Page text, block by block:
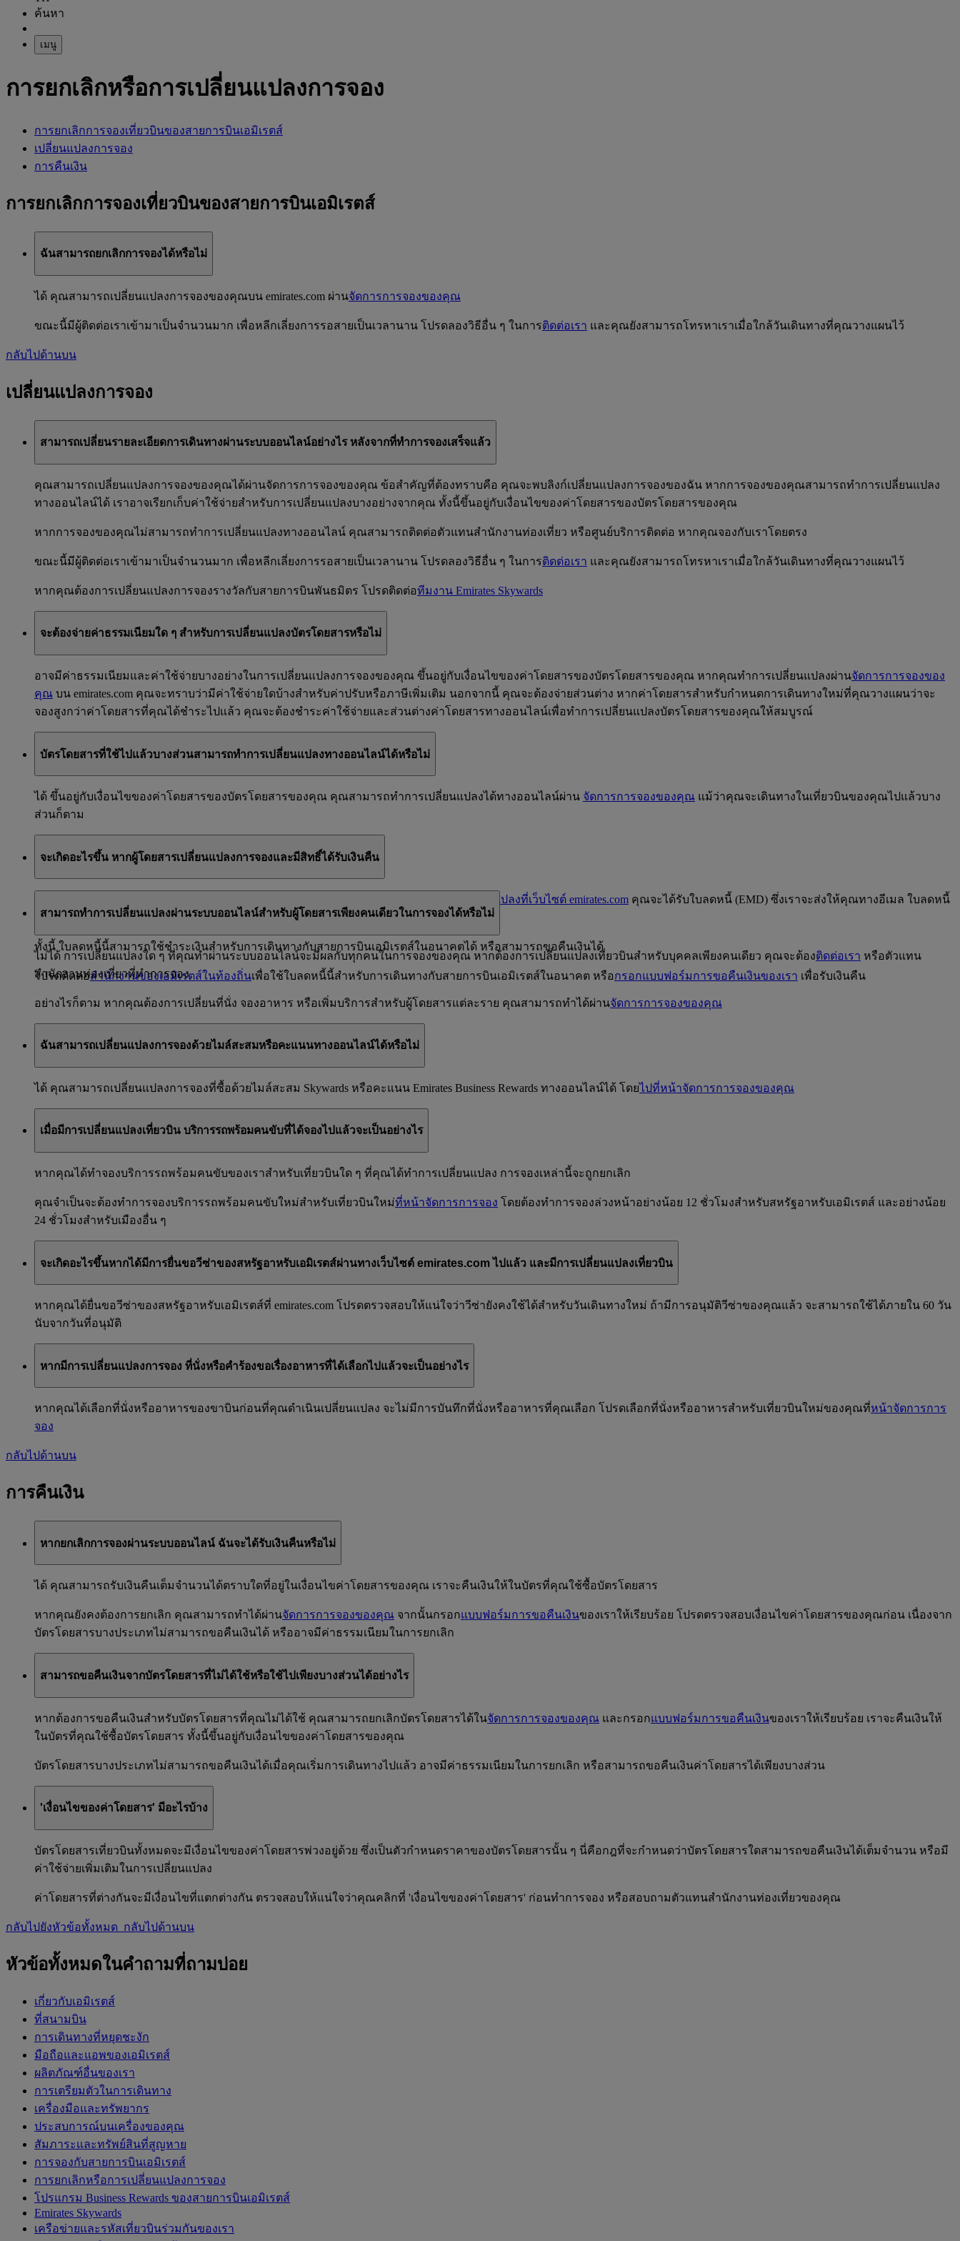
ค้นหา
เมนู
การยกเลิกหรือการเปลี่ยนแปลงการจอง
การยกเลิกการจองเที่ยวบินของสายการบินเอมิเรตส์
เปลี่ยนแปลงการจอง
การคืนเงิน
การยกเลิกการจองเที่ยวบินของสายการบินเอมิเรตส์
ฉันสามารถยกเลิกการจองได้หรือไม่
ได้ คุณสามารถเปลี่ยนแปลงการจองของคุณบน emirates.com ผ่านจัดการการจองของคุณ
ขณะนี้มีผู้ติดต่อเราเข้ามาเป็นจำนวนมาก เพื่อหลีกเลี่ยงการรอสายเป็นเวลานาน โปรดลองวิธีอื่น ๆ ในการติดต่อเรา และคุณยังสามารถโทรหาเราเมื่อใกล้วันเดินทางที่คุณวางแผนไว้
กลับไปด้านบน
เปลี่ยนแปลงการจอง
สามารถเปลี่ยนรายละเอียดการเดินทางผ่านระบบออนไลน์อย่างไร หลังจากที่ทำการจองเสร็จแล้ว
คุณสามารถเปลี่ยนแปลงการจองของคุณได้ผ่านจัดการการจองของคุณ ข้อสำคัญที่ต้องทราบคือ คุณจะพบลิงก์เปลี่ยนแปลงการจองของฉัน หากการจองของคุณสามารถทำการเปลี่ยนแปลง
ทางออนไลน์ได้ เราอาจเรียกเก็บค่าใช้จ่ายสำหรับการเปลี่ยนแปลงบางอย่างจากคุณ ทั้งนี้ขึ้นอยู่กับเงื่อนไขของค่าโดยสารของบัตรโดยสารของคุณ
หากการจองของคุณไม่สามารถทำการเปลี่ยนแปลงทางออนไลน์ คุณสามารถติดต่อตัวแทนสำนักงานท่องเที่ยว หรือศูนย์บริการติดต่อ หากคุณจองกับเราโดยตรง
ขณะนี้มีผู้ติดต่อเราเข้ามาเป็นจำนวนมาก เพื่อหลีกเลี่ยงการรอสายเป็นเวลานาน โปรดลองวิธีอื่น ๆ ในการติดต่อเรา และคุณยังสามารถโทรหาเราเมื่อใกล้วันเดินทางที่คุณวางแผนไว้
หากคุณต้องการเปลี่ยนแปลงการจองรางวัลกับสายการบินพันธมิตร โปรดติดต่อทีมงาน Emirates Skywards
จะต้องจ่ายค่าธรรมเนียมใด ๆ สำหรับการเปลี่ยนแปลงบัตรโดยสารหรือไม่
อาจมีค่าธรรมเนียมและค่าใช้จ่ายบางอย่างในการเปลี่ยนแปลงการจองของคุณ ขึ้นอยู่กับเงื่อนไขของค่าโดยสารของบัตรโดยสารของคุณ หากคุณทำการเปลี่ยนแปลงผ่านจัดการการจองของ
คุณ บน emirates.com คุณจะทราบว่ามีค่าใช้จ่ายใดบ้างสำหรับค่าปรับหรือภาษีเพิ่มเติม นอกจากนี้ คุณจะต้องจ่ายส่วนต่าง หากค่าโดยสารสำหรับกำหนดการเดินทางใหม่ที่คุณวางแผนว่าจะ
จองสูงกว่าค่าโดยสารที่คุณได้ชำระไปแล้ว คุณจะต้องชำระค่าใช้จ่ายและส่วนต่างค่าโดยสารทางออนไลน์เพื่อทำการเปลี่ยนแปลงบัตรโดยสารของคุณให้สมบูรณ์
บัตรโดยสารที่ใช้ไปแล้วบางส่วนสามารถทำการเปลี่ยนแปลงทางออนไลน์ได้หรือไม่
ได้ ขึ้นอยู่กับเงื่อนไขของค่าโดยสารของบัตรโดยสารของคุณ คุณสามารถทำการเปลี่ยนแปลงได้ทางออนไลน์ผ่าน จัดการการจองของคุณ แม้ว่าคุณจะเดินทางในเที่ยวบินของคุณไปแล้วบาง
ส่วนก็ตาม
จะเกิดอะไรขึ้น หากผู้โดยสารเปลี่ยนแปลงการจองและมีสิทธิ์ได้รับเงินคืน
ดำเนินการเปลี่ยนแปลงที่เว็บไซต์ emirates.com คุณจะได้รับใบลดหนี้ (EMD) ซึ่งเราจะส่งให้คุณทางอีเมล ใบลดหนี้
ดังกล่าวมีอายุใช้งานหนึ่งปีนับจากวันที่ออก (ซึ่งก็คือตั้งแต่วันที่คุณเปลี่ยนแปลงการจอง)
ทั้งนี้ ใบลดหนี้นี้สามารถใช้ชำระเงินสำหรับการเดินทางกับสายการบินเอมิเรตส์ในอนาคตได้ หรือสามารถขอคืนเงินได้
โปรดติดต่อสำนักงานของเอมิเรตส์ในท้องถิ่นเพื่อใช้ใบลดหนี้นี้สำหรับการเดินทางกับสายการบินเอมิเรตส์ในอนาคต หรือกรอกแบบฟอร์มการขอคืนเงินของเรา เพื่อรับเงินคืน
สามารถทำการเปลี่ยนแปลงผ่านระบบออนไลน์สำหรับผู้โดยสารเพียงคนเดียวในการจองได้หรือไม่
ไม่ได้ การเปลี่ยนแปลงใด ๆ ที่คุณทำผ่านระบบออนไลน์จะมีผลกับทุกคนในการจองของคุณ หากต้องการเปลี่ยนแปลงเที่ยวบินสำหรับบุคคลเพียงคนเดียว คุณจะต้องติดต่อเรา หรือตัวแทน
สำนักงานท่องเที่ยวที่ทำการจอง
อย่างไรก็ตาม หากคุณต้องการเปลี่ยนที่นั่ง จองอาหาร หรือเพิ่มบริการสำหรับผู้โดยสารแต่ละราย คุณสามารถทำได้ผ่านจัดการการจองของคุณ
ฉันสามารถเปลี่ยนแปลงการจองด้วยไมล์สะสมหรือคะแนนทางออนไลน์ได้หรือไม่
ได้ คุณสามารถเปลี่ยนแปลงการจองที่ซื้อด้วยไมล์สะสม Skywards หรือคะแนน Emirates Business Rewards ทางออนไลน์ได้ โดยไปที่หน้าจัดการการจองของคุณ
เมื่อมีการเปลี่ยนแปลงเที่ยวบิน บริการรถพร้อมคนขับที่ได้จองไปแล้วจะเป็นอย่างไร
หากคุณได้ทำจองบริการรถพร้อมคนขับของเราสำหรับเที่ยวบินใด ๆ ที่คุณได้ทำการเปลี่ยนแปลง การจองเหล่านี้จะถูกยกเลิก
คุณจำเป็นจะต้องทำการจองบริการรถพร้อมคนขับใหม่สำหรับเที่ยวบินใหม่ที่หน้าจัดการการจอง โดยต้องทำการจองล่วงหน้าอย่างน้อย 12 ชั่วโมงสำหรับสหรัฐอาหรับเอมิเรตส์ และอย่างน้อย
24 ชั่วโมงสำหรับเมืองอื่น ๆ
จะเกิดอะไรขึ้นหากได้มีการยื่นขอวีซ่าของสหรัฐอาหรับเอมิเรตส์ผ่านทางเว็บไซต์ emirates.com ไปแล้ว และมีการเปลี่ยนแปลงเที่ยวบิน
หากคุณได้ยื่นขอวีซ่าของสหรัฐอาหรับเอมิเรตส์ที่ emirates.com โปรดตรวจสอบให้แน่ใจว่าวีซ่ายังคงใช้ได้สำหรับวันเดินทางใหม่ ถ้ามีการอนุมัติวีซ่าของคุณแล้ว จะสามารถใช้ได้ภายใน 60 วัน
นับจากวันที่อนุมัติ
หากมีการเปลี่ยนแปลงการจอง ที่นั่งหรือคำร้องขอเรื่องอาหารที่ได้เลือกไปแล้วจะเป็นอย่างไร
หากคุณได้เลือกที่นั่งหรืออาหารของขาบินก่อนที่คุณดำเนินเปลี่ยนแปลง จะไม่มีการบันทึกที่นั่งหรืออาหารที่คุณเลือก โปรดเลือกที่นั่งหรืออาหารสำหรับเที่ยวบินใหม่ของคุณที่หน้าจัดการการ
จอง
กลับไปด้านบน
การคืนเงิน
หากยกเลิกการจองผ่านระบบออนไลน์ ฉันจะได้รับเงินคืนหรือไม่
ได้ คุณสามารถรับเงินคืนเต็มจํานวนได้ตราบใดที่อยู่ในเงื่อนไขค่าโดยสารของคุณ เราจะคืนเงินให้ในบัตรที่คุณใช้ซื้อบัตรโดยสาร
หากคุณยังคงต้องการยกเลิก คุณสามารถทําได้ผ่านจัดการการจองของคุณ จากนั้นกรอกแบบฟอร์มการขอคืนเงินของเราให้เรียบร้อย โปรดตรวจสอบเงื่อนไขค่าโดยสารของคุณก่อน เนื่องจาก
บัตรโดยสารบางประเภทไม่สามารถขอคืนเงินได้ หรืออาจมีค่าธรรมเนียมในการยกเลิก
สามารถขอคืนเงินจากบัตรโดยสารที่ไม่ได้ใช้หรือใช้ไปเพียงบางส่วนได้อย่างไร
หากต้องการขอคืนเงินสําหรับบัตรโดยสารที่คุณไม่ได้ใช้ คุณสามารถยกเลิกบัตรโดยสารได้ในจัดการการจองของคุณ และกรอกแบบฟอร์มการขอคืนเงินของเราให้เรียบร้อย เราจะคืนเงินให้
ในบัตรที่คุณใช้ซื้อบัตรโดยสาร ทั้งนี้ขึ้นอยู่กับเงื่อนไขของค่าโดยสารของคุณ
บัตรโดยสารบางประเภทไม่สามารถขอคืนเงินได้เมื่อคุณเริ่มการเดินทางไปแล้ว อาจมีค่าธรรมเนียมในการยกเลิก หรือสามารถขอคืนเงินค่าโดยสารได้เพียงบางส่วน
'เงื่อนไขของค่าโดยสาร' มีอะไรบ้าง
บัตรโดยสารเที่ยวบินทั้งหมดจะมีเงื่อนไขของค่าโดยสารพ่วงอยู่ด้วย ซึ่งเป็นตัวกำหนดราคาของบัตรโดยสารนั้น ๆ นี่คือกฎที่จะกำหนดว่าบัตรโดยสารใดสามารถขอคืนเงินได้เต็มจํานวน หรือมี
ค่าใช้จ่ายเพิ่มเติมในการเปลี่ยนแปลง
ค่าโดยสารที่ต่างกันจะมีเงื่อนไขที่แตกต่างกัน ตรวจสอบให้แน่ใจว่าคุณคลิกที่ 'เงื่อนไขของค่าโดยสาร' ก่อนทําการจอง หรือสอบถามตัวแทนสำนักงานท่องเที่ยวของคุณ
กลับไปยังหัวข้อทั้งหมด กลับไปด้านบน
หัวข้อทั้งหมดในคำถามที่ถามบ่อย
เกี่ยวกับเอมิเรตส์
ที่สนามบิน
การเดินทางที่หยุดชะงัก
มือถือและแอพของเอมิเรตส์
ผลิตภัณฑ์อื่นของเรา
การเตรียมตัวในการเดินทาง
เครื่องมือและทรัพยากร
ประสบการณ์บนเครื่องของคุณ
สัมภาระและทรัพย์สินที่สูญหาย
การจองกับสายการบินเอมิเรตส์
การยกเลิกหรือการเปลี่ยนแปลงการจอง
โปรแกรม Business Rewards ของสายการบินเอมิเรตส์
Emirates Skywards
เครือข่ายและรหัสเที่ยวบินร่วมกันของเรา